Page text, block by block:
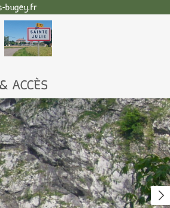
bugey.fr
ACCÈS